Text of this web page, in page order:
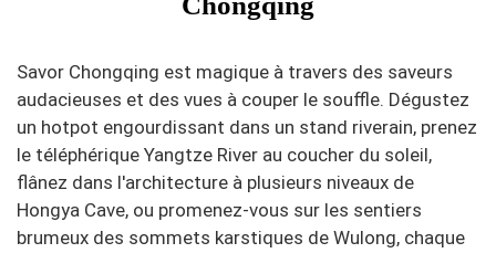
Savor Chongqing est magique à travers des saveurs
audacieuses et des vues à couper le souffle. Dégustez
un hotpot engourdissant dans un stand riverain, prenez
le téléphérique Yangtze River au coucher du soleil,
flânez dans l'architecture à plusieurs niveaux de
Hongya Cave, ou promenez-vous sur les sentiers
brumeux des sommets karstiques de Wulong, chaque